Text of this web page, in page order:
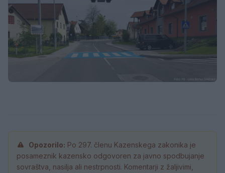
Opozorilo: Po 297. členu Kazenskega zakonika je
posameznik kazensko odgovoren za javno spodbujanje
sovraštva, nasilja ali nestrpnosti. Komentarji z žaljivimi,